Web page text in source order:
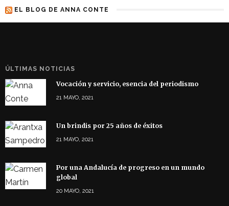
EL BLOG DE ANNA CONTE
ÚLTIMAS NOTICIAS
Vocación y servicio, esencia del periodismo
21 MAYO, 2021
Un brindis por 25 años de éxitos
21 MAYO, 2021
Por una Andalucía de progreso en un mundo
global
20 MAYO, 2021